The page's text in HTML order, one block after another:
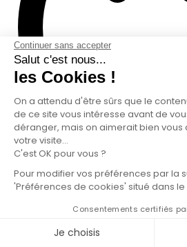
Continuer sans accepter
Salut c'est nous...
les Cookies !
On a attendu d'être sûrs que le
de ce site vous intéresse avant de
déranger, mais on aimerait bien
votre visite...
C'est OK pour vous ?
Pour modifier vos préférences par la
'Préférences de cookies' situé dans
Consentements certifiés
Je choisis